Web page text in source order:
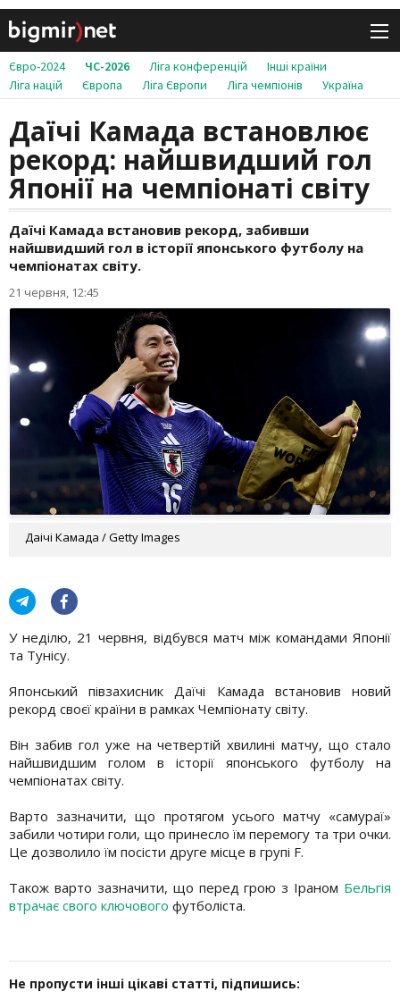
Євро-2024 ЧС-2026 Ліга конференцій
Інші країни
Ліга націй
Європа Ліга Європи Ліга чемпіонів Україна
Даїчі Камада встановлює
рекорд: найшвидший гол
Японії на чемпіонаті світу
Даїчі Камада встановив рекорд, забивши
найшвидший гол в історії японського футболу на
чемпіонатах світу.
21 червня, 12:45
Даічі Камада / Getty Images
У неділю, 21 червня, відбувся матч між командами Японії
та Тунісу.
Японський півзахисник Даїчі Камада встановив новий
рекорд своєї країни в рамках Чемпіонату світу.
Він забив гол уже на четвертій хвилині матчу, що стало
найшвидшим голом в історії японського футболу на
чемпіонатах світу.
Варто зазначити, що протягом усього матчу «самураї»
забили чотири голи, що принесло їм перемогу та три очки.
Це дозволило їм посісти друге місце в групі F.
Також варто зазначити, що перед грою з Іраном Бельгія
втрачає свого ключового футболіста.
Не пропусти інші цікаві статті, підпишись: